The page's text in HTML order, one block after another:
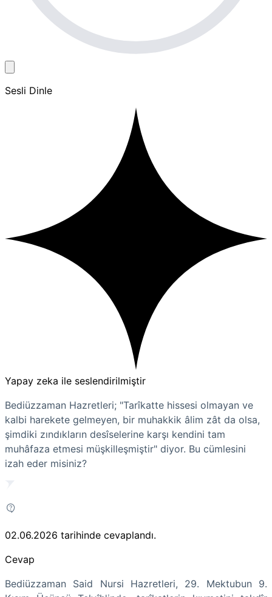
Sesli Dinle
Yapay zeka ile seslendirilmiştir
Bediüzzaman Hazretleri; "Tarîkatte hissesi olmayan ve
kalbi harekete gelmeyen, bir muhakkik âlim zât da olsa,
şimdiki zındıkların desîselerine karşı kendini tam
muhâfaza etmesi müşkilleşmiştir" diyor. Bu cümlesini
izah eder misiniz?
02.06.2026 tarihinde cevaplandı.
Cevap
Bediüzzaman Said Nursi Hazretleri, 29. Mektubun 9.